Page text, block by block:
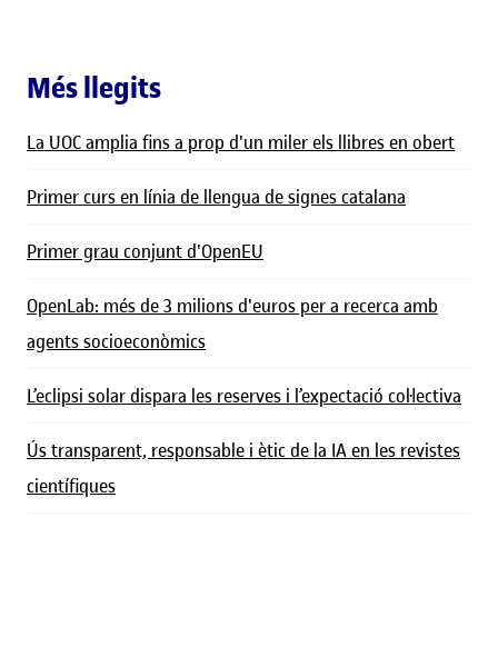
Més llegits
La UOC amplia fins a prop d'un miler els llibres en obert
Primer curs en línia de llengua de signes catalana
Primer grau conjunt d'OpenEU
OpenLab: més de 3 milions d'euros per a recerca amb
agents socioeconòmics
L’eclipsi solar dispara les reserves i l’expectació col·lectiva
Ús transparent, responsable i ètic de la IA en les revistes
científiques